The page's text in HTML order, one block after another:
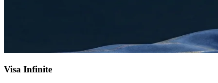
Visa Infinite